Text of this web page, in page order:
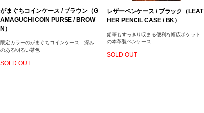
がまぐちコインケース / ブラウン（G
AMAGUCHI COIN PURSE / BROW
N）
限定カラーのがまぐちコインケース 深み
のある明るい茶色
SOLD OUT
レザーペンケース / ブラック（LEAT
HER PENCIL CASE / BK）
鉛筆もすっきり収まる便利な幅広ポケット
の本革製ペンケース
SOLD OUT